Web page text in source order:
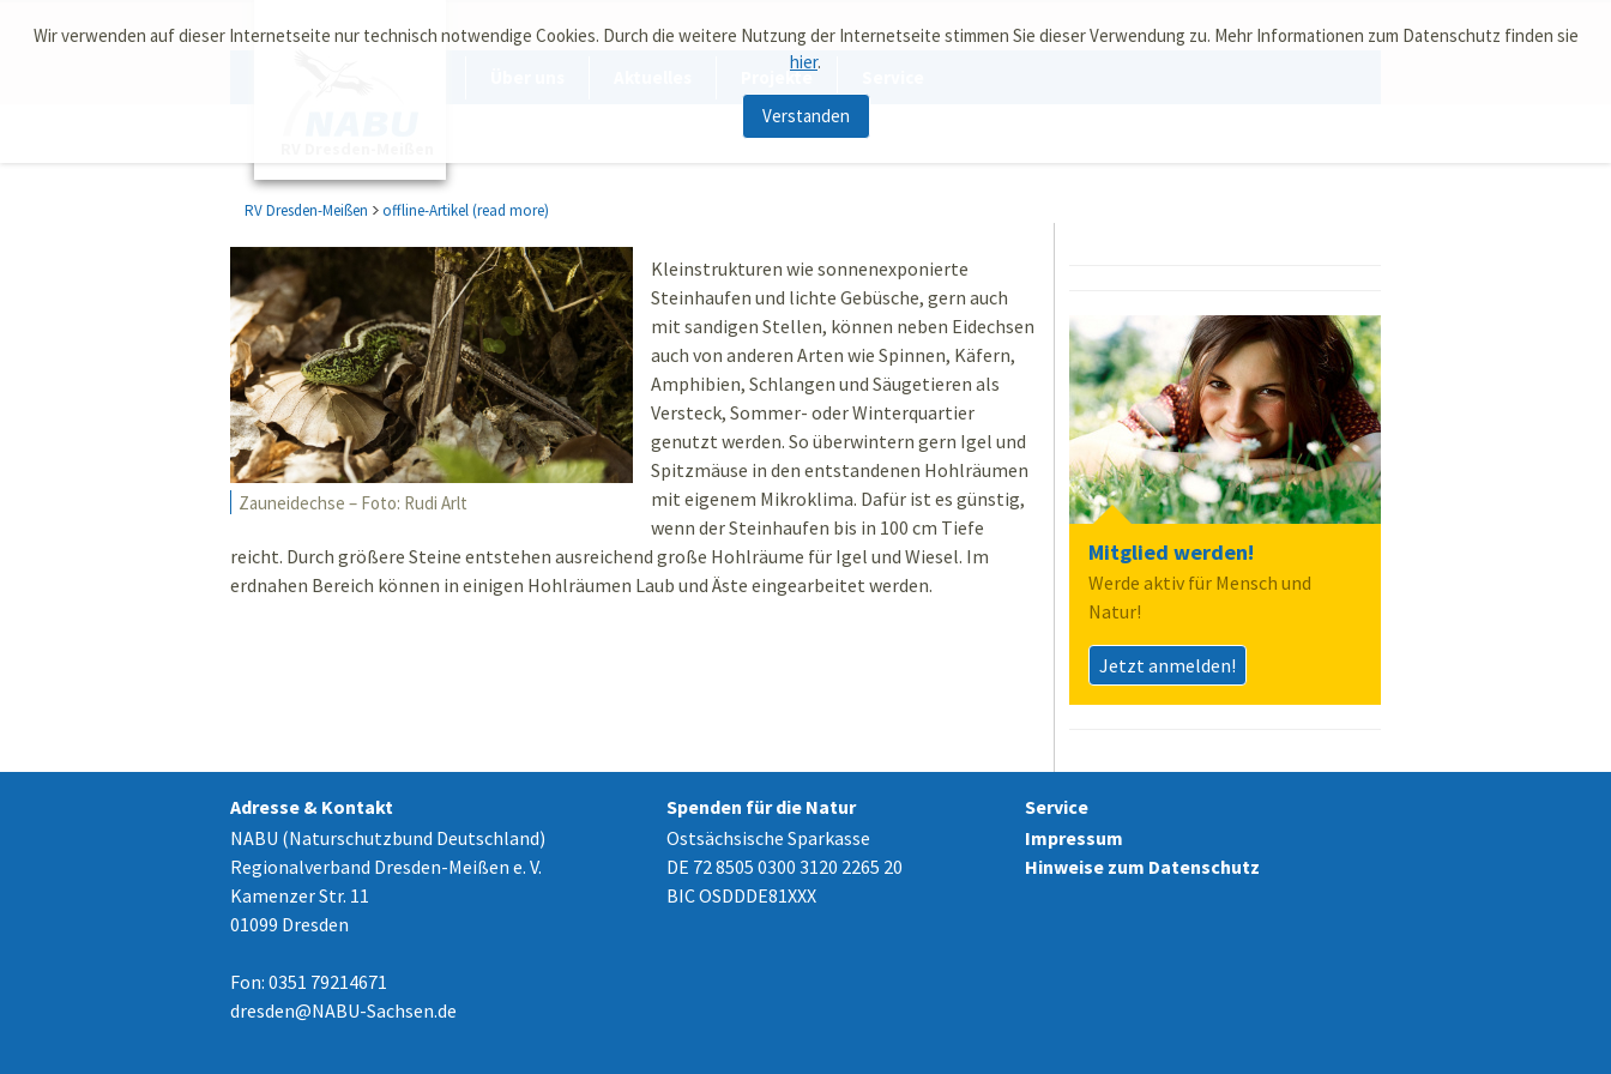
Wir verwenden auf dieser Internetseite nur technisch notwendige Cookies. Durch die weitere Nutzung der Internetseite stimmen Sie dieser Verwendung zu. Mehr Informationen zum Datenschutz finden sie
hier.
Verstanden
Projekte
RV Dresden-Meißen offline-Artikel (read more)
Zauneidechse – Foto: Rudi Arlt
Kleinstrukturen wie sonnenexponierte
Steinhaufen und lichte Gebüsche, gern auch
mit sandigen Stellen, können neben Eidechsen
auch von anderen Arten wie Spinnen, Käfern,
Amphibien, Schlangen und Säugetieren als
Versteck, Sommer- oder Winterquartier
genutzt werden. So überwintern gern Igel und
Spitzmäuse in den entstandenen Hohlräumen
mit eigenem Mikroklima. Dafür ist es günstig,
wenn der Steinhaufen bis in 100 cm Tiefe
reicht. Durch größere Steine entstehen ausreichend große Hohlräume für Igel und Wiesel. Im
erdnahen Bereich können in einigen Hohlräumen Laub und Äste eingearbeitet werden.
Mitglied werden!
Werde aktiv für Mensch und
Natur!
Jetzt anmelden!
Adresse & Kontakt
NABU (Naturschutzbund Deutschland)
Regionalverband Dresden-Meißen e. V.
Kamenzer Str. 11
01099 Dresden
Fon: 0351 79214671
dresden@NABU-Sachsen.de
Spenden für die Natur
Ostsächsische Sparkasse
DE 72 8505 0300 3120 2265 20
BIC OSDDDE81XXX
Service
Impressum
Hinweise zum Datenschutz